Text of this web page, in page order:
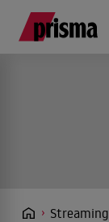
Streaming